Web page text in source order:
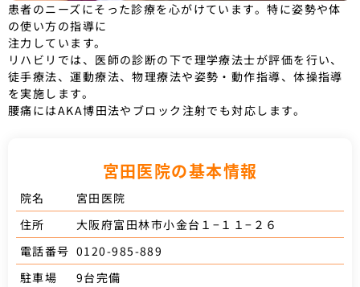
患者のニーズにそった診療を心がけています。特に姿勢や体
の使い方の指導に
注力しています。
リハビリでは、医師の診断の下で理学療法士が評価を行い、
徒手療法、運動療法、物理療法や姿勢・動作指導、体操指導
を実施します。
腰痛にはAKA博田法やブロック注射でも対応します。
宮田医院の基本情報
院名
宮田医院
住所
大阪府富田林市小金台１−１１−２６
電話番号 0120-985-889
駐車場
9台完備